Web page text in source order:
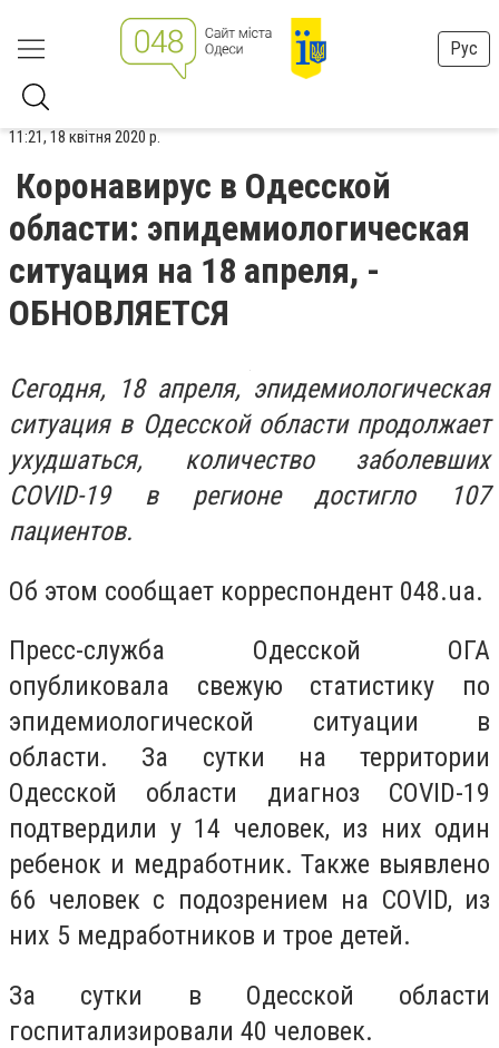
Рус
11:21, 18 квітня 2020 р.
Коронавирус в Одесской
области: эпидемиологическая
ситуация на 18 апреля, -
ОБНОВЛЯЕТСЯ
Сегодня, 18 апреля, эпидемиологическая
ситуация в Одесской области продолжает
ухудшаться, количество заболевших
COVID-19 в регионе достигло 107
пациентов.
Об этом сообщает корреспондент 048.ua.
Пресс-служба Одесской ОГА
опубликовала свежую статистику по
эпидемиологической ситуации в
области. За сутки на территории
Одесской области диагноз COVID-19
подтвердили у 14 человек, из них один
ребенок и медработник. Также выявлено
66 человек с подозрением на COVID, из
них 5 медработников и трое детей.
За сутки в Одесской области
госпитализировали 40 человек.